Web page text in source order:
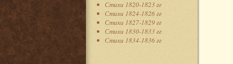
Стихи 1820-1823 гг
Стихи 1824-1826 гг
Стихи 1827-1829 гг
Стихи 1830-1833 гг
Стихи 1834-1836 гг